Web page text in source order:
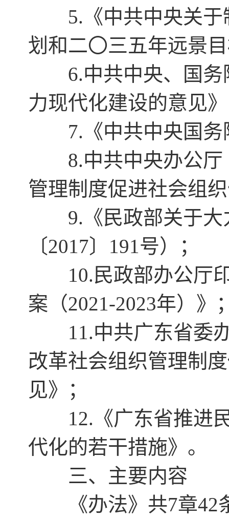
5.《中共中央关于
划和二〇三五年远景
6.中共中央、国务
力现代化建设的意见》
7.《中共中央国务
8.中共中央办公厅
管理制度促进社会组
9.《民政部关于大
〔2017〕191号）；
10.民政部办公厅印
案（2021-2023年）》
11.中共广东省委办
改革社会组织管理制
见》；
12.《广东省推进民
代化的若干措施》。
三、主要内容
《办法》共7章42